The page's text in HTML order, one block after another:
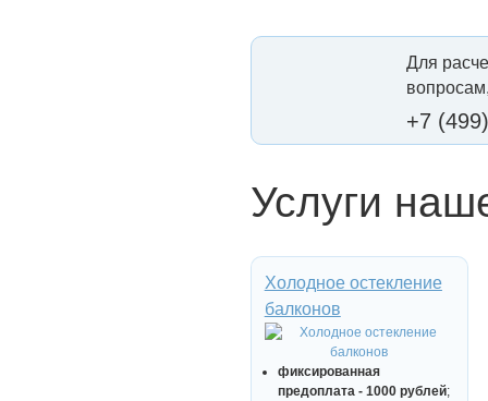
Для
+7
Услуги
Холодное остекление
балконов
фиксированная
предоплата - 1000 рублей;